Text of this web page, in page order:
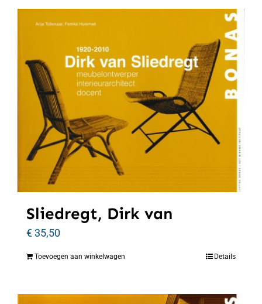
Sliedregt, Dirk van
€35,50
Toevoegen aan winkelwagen Details